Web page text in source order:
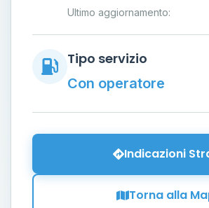
Ultimo aggiornamento:
Tipo servizio
Con operatore
Indicazioni
Torna alla